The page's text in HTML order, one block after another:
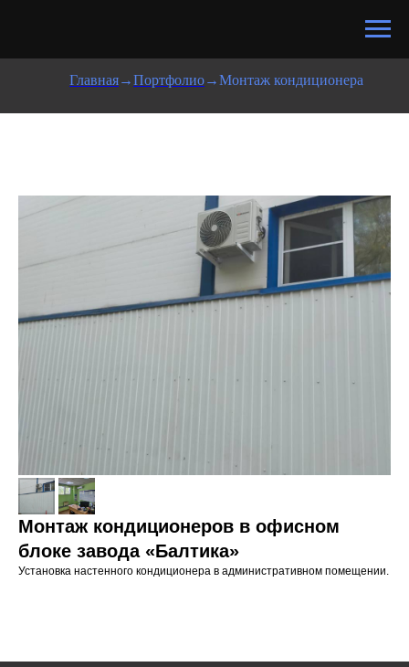
Главная→Портфолио→Монтаж кондиционера
Монтаж кондиционеров в офисном
блоке завода «Балтика»
Установка настенного кондиционера в административном помещении.